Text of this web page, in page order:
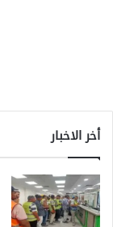
أخر الاخبار